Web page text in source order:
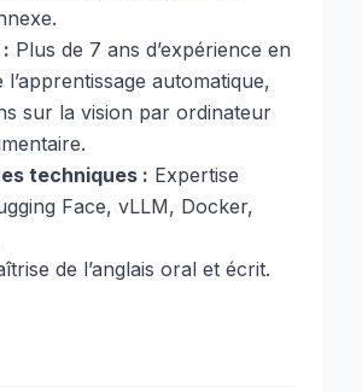
Plus de 7 ans d’expérience en
l’apprentissage automatique,
sur la vision par ordinateur
techniques : Expertise
Face, vLLM, Docker,
de l’anglais oral et écrit.